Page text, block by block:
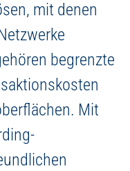
mit denen
begrenzte
Mit